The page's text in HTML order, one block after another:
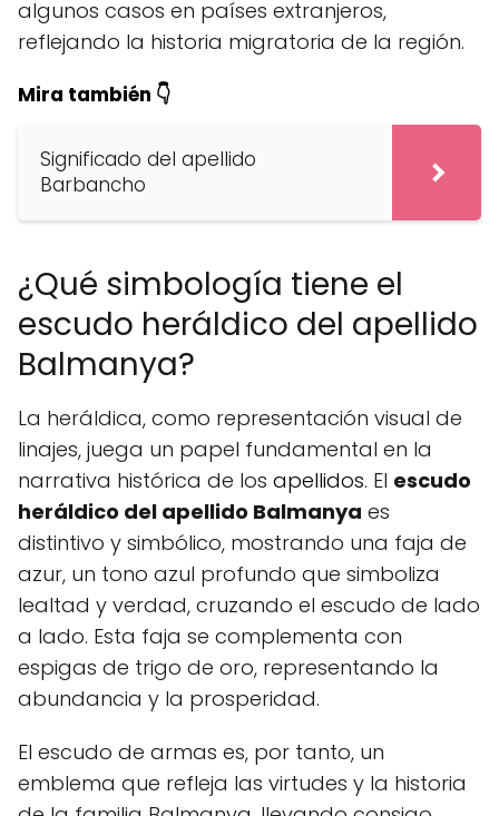
algunos casos en países extranjeros,
reflejando la historia migratoria de la región.
Mira también 👇
Significado del apellido
Barbancho
¿Qué simbología tiene el
escudo heráldico del apellido
Balmanya?
La heráldica, como representación visual de
linajes, juega un papel fundamental en la
narrativa histórica de los apellidos. El escudo
heráldico del apellido Balmanya es
distintivo y simbólico, mostrando una faja de
azur, un tono azul profundo que simboliza
lealtad y verdad, cruzando el escudo de lado
a lado. Esta faja se complementa con
espigas de trigo de oro, representando la
abundancia y la prosperidad.
El escudo de armas es, por tanto, un
emblema que refleja las virtudes y la historia